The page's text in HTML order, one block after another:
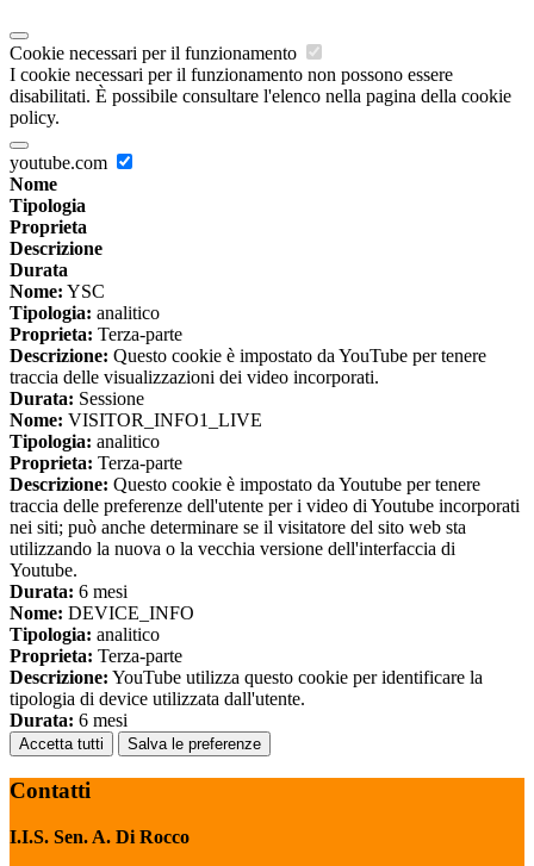
Cookie necessari per il funzionamento
I cookie necessari per il funzionamento non possono essere
disabilitati. È possibile consultare l'elenco nella pagina della cookie
policy.
youtube.com
Nome
Tipologia
Proprieta
Descrizione
Durata
Nome: YSC
Tipologia: analitico
Proprieta: Terza-parte
Descrizione: Questo cookie è impostato da YouTube per tenere
traccia delle visualizzazioni dei video incorporati.
Durata: Sessione
Nome: VISITOR_INFO1_LIVE
Tipologia: analitico
Proprieta: Terza-parte
Descrizione: Questo cookie è impostato da Youtube per tenere
traccia delle preferenze dell'utente per i video di Youtube incorporati
nei siti; può anche determinare se il visitatore del sito web sta
utilizzando la nuova o la vecchia versione dell'interfaccia di
Youtube.
Durata: 6 mesi
Nome: DEVICE_INFO
Tipologia: analitico
Proprieta: Terza-parte
Descrizione: YouTube utilizza questo cookie per identificare la
tipologia di device utilizzata dall'utente.
Durata: 6 mesi
Accetta tutti Salva le preferenze
Contatti
I.I.S. Sen. A. Di Rocco